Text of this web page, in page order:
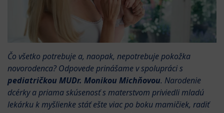
Čo všetko potrebuje a, naopak, nepotrebuje pokožka
novorodenca? Odpovede prinášame v spolupráci s
pediatričkou MUDr. Monikou Michňovou. Narodenie
dcérky a priama skúsenosť s materstvom priviedli mladú
lekárku k myšlienke stáť ešte viac po boku mamičiek, radiť